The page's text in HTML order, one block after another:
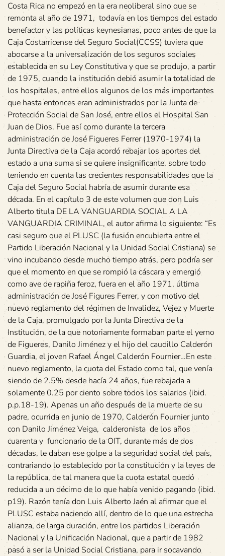
Costa Rica no empezó en la era neoliberal sino que se
remonta al año de 1971, todavía en los tiempos del estado
benefactor y las políticas keynesianas, poco antes de que la
Caja Costarricense del Seguro Social(CCSS) tuviera que
abocarse a la universalización de los seguros sociales
establecida en su Ley Constitutiva y que se produjo, a partir
de 1975, cuando la institución debió asumir la totalidad de
los hospitales, entre ellos algunos de los más importantes
que hasta entonces eran administrados por la Junta de
Protección Social de San José, entre ellos el Hospital San
Juan de Dios. Fue así como durante la tercera
administración de José Figueres Ferrer (1970-1974) la
Junta Directiva de la Caja acordó rebajar los aportes del
estado a una suma si se quiere insignificante, sobre todo
teniendo en cuenta las crecientes responsabilidades que la
Caja del Seguro Social habría de asumir durante esa
década. En el capítulo 3 de este volumen que don Luis
Alberto titula DE LA VANGUARDIA SOCIAL A LA
VANGUARDIA CRIMINAL, el autor afirma lo siguiente: “Es
casi seguro que el PLUSC (la fusión encubierta entre el
Partido Liberación Nacional y la Unidad Social Cristiana) se
vino incubando desde mucho tiempo atrás, pero podría ser
que el momento en que se rompió la cáscara y emergió
como ave de rapiña feroz, fuera en el año 1971, última
administración de José Figures Ferrer, y con motivo del
nuevo reglamento del régimen de Invalidez, Vejez y Muerte
de la Caja, promulgado por la Junta Directiva de la
Institución, de la que notoriamente formaban parte el yerno
de Figueres, Danilo Jiménez y el hijo del caudillo Calderón
Guardia, el joven Rafael Ángel Calderón Fournier…En este
nuevo reglamento, la cuota del Estado como tal, que venía
siendo de 2.5% desde hacía 24 años, fue rebajada a
solamente 0.25 por ciento sobre todos los salarios (ibid.
p.p.18-19). Apenas un año después de la muerte de su
padre, ocurrida en junio de 1970, Calderón Fournier junto
con Danilo Jiménez Veiga, calderonista de los años
cuarenta y funcionario de la OIT, durante más de dos
décadas, le daban ese golpe a la seguridad social del país,
contrariando lo establecido por la constitución y la leyes de
la república, de tal manera que la cuota estatal quedó
reducida a un décimo de lo que había venido pagando (ibid.
p19). Razón tenía don Luis Alberto Jaén al afirmar que el
PLUSC estaba naciendo allí, dentro de lo que una estrecha
alianza, de larga duración, entre los partidos Liberación
Nacional y la Unificación Nacional, que a partir de 1982
pasó a ser la Unidad Social Cristiana, para ir socavando